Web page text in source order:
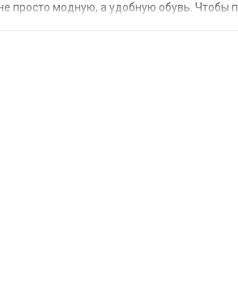
просто модную, а удобную обувь.